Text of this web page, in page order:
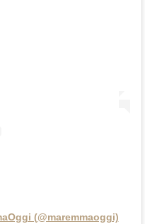
(@maremmaoggi)